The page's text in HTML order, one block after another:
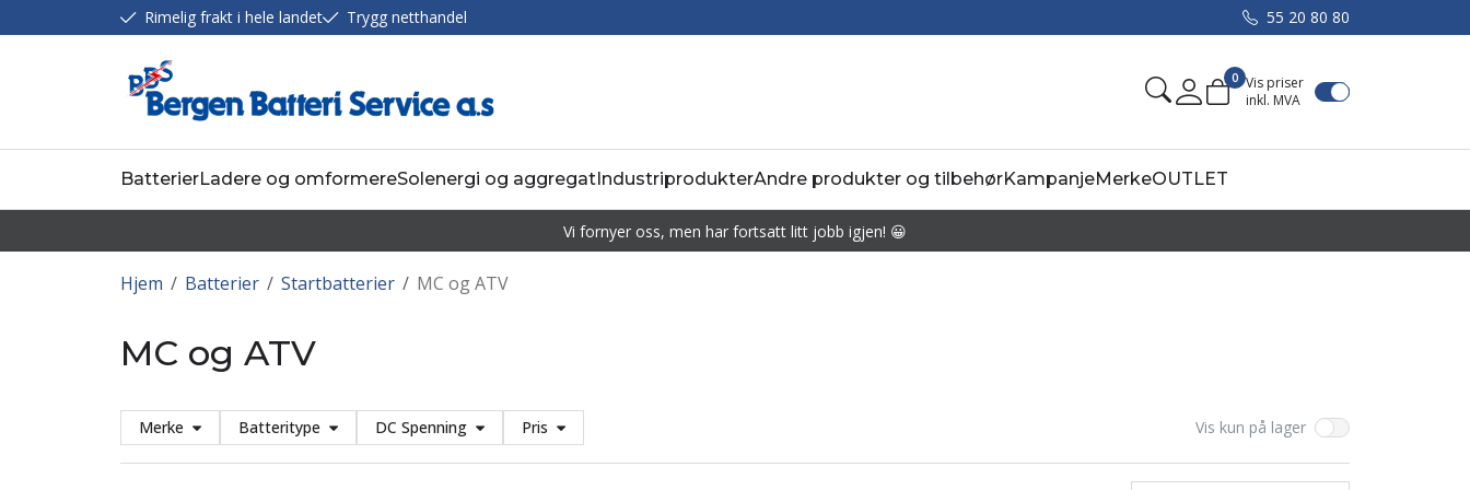
Rimelig frakt i hele landet Trygg netthandel 55 20 80 80
Mine sider
0 Vis priser
inkl. MVA
BatterierLadere og omformereSolenergi og aggregatIndustriprodukterAndre produkter og tilbehørKampanjeMerkeOUTLET
Vi fornyer oss, men har fortsatt litt jobb igjen! 😀
/
Hjem /
Batterier /
Startbatterier MC og ATV
MC og ATV
Merke Batteritype DC Spenning Pris Vis kun på lager